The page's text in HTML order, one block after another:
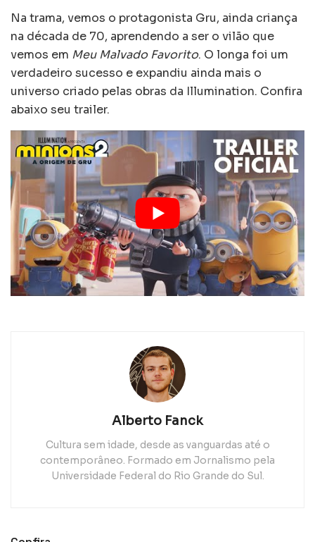
Na trama, vemos o protagonista Gru, ainda criança
na década de 70, aprendendo a ser o vilão que
vemos em Meu Malvado Favorito. O longa foi um
verdadeiro sucesso e expandiu ainda mais o
universo criado pelas obras da Illumination. Confira
abaixo seu trailer.
Alberto Fanck
Cultura sem idade, desde as vanguardas até o
contemporâneo. Formado em Jornalismo pela
Universidade Federal do Rio Grande do Sul.